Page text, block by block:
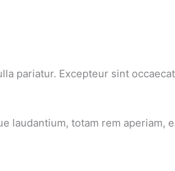
pariatur. Excepteur sint
totam rem